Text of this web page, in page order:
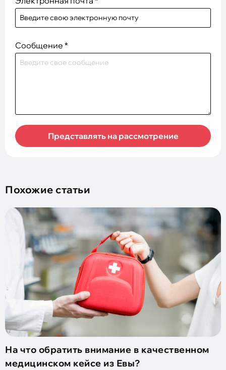
Сообщение *
Представлять на рассмотрение
Похожие статьи
На что обратить внимание в качественном
медицинском кейсе из Евы?